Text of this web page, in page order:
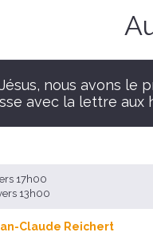
nous avons le
avec la lettre aux
17h00
13h00
Claude Reichert